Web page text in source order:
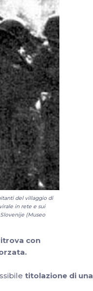
del villaggio di
in rete e sui
(Museo
con
titolazione di una